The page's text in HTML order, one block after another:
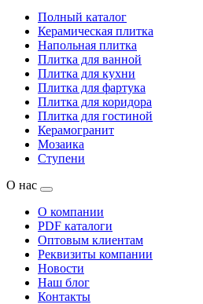
Полный каталог
Керамическая плитка
Напольная плитка
Плитка для ванной
Плитка для кухни
Плитка для фартука
Плитка для коридора
Плитка для гостиной
Керамогранит
Мозаика
Ступени
О нас
О компании
PDF каталоги
Оптовым клиентам
Реквизиты компании
Новости
Наш блог
Контакты